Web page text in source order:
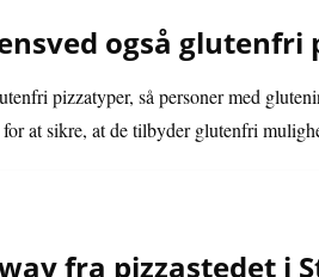
også glutenfri
pizzatyper, så personer med
at sikre, at de tilbyder glutenfri
fra pizzastedet i